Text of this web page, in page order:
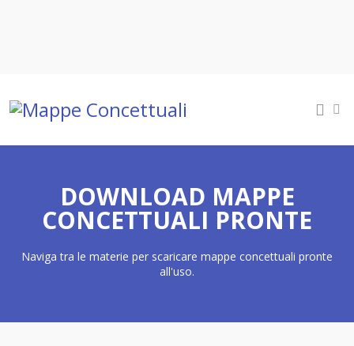
DOWNLOAD MAPPE
CONCETTUALI PRONTE
Naviga tra le materie per scaricare mappe concettuali pronte
all'uso.